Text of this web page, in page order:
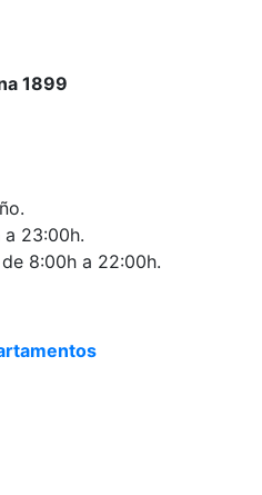
1899
a 23:00h.
8:00h a 22:00h.